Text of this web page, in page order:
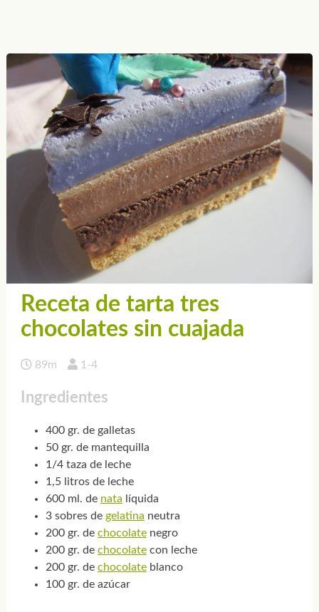
Receta de tarta tres
chocolates sin cuajada
89m 1-4
Ingredientes
400 gr. de galletas
50 gr. de mantequilla
1/4 taza de leche
1,5 litros de leche
600 ml. de nata líquida
3 sobres de gelatina neutra
200 gr. de chocolatenegro
200 gr. de chocolatecon leche
200 gr. de chocolateblanco
100 gr. de azúcar